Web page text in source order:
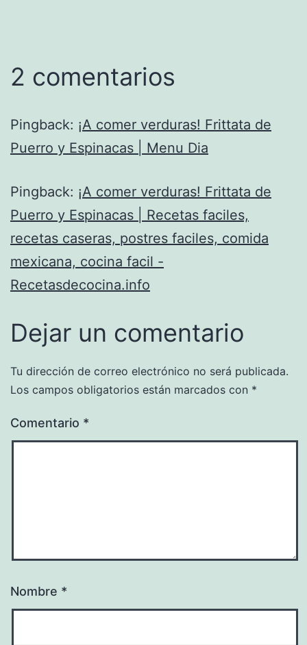
2 comentarios
Pingback: ¡A comer verduras! Frittata de
Puerro y Espinacas | Menu Dia
Pingback: ¡A comer verduras! Frittata de
Puerro y Espinacas | Recetas faciles,
recetas caseras, postres faciles, comida
mexicana, cocina facil -
Recetasdecocina.info
Dejar un comentario
Tu dirección de correo electrónico no será publicada.
Los campos obligatorios están marcados con *
Comentario *
Nombre *